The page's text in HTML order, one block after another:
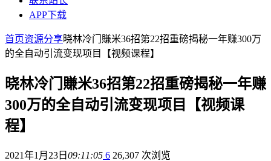
APP下载
首页资源分享晓林冷门賺米36招第22招重磅揭秘一年赚300万
的全自动引流变现项目【视频课程】
晓林冷门賺米36招第22招重磅揭秘一年赚
300万的全自动引流变现项目【视频课
程】
2021年1月23日 09:11:05 6 26,307 次浏览